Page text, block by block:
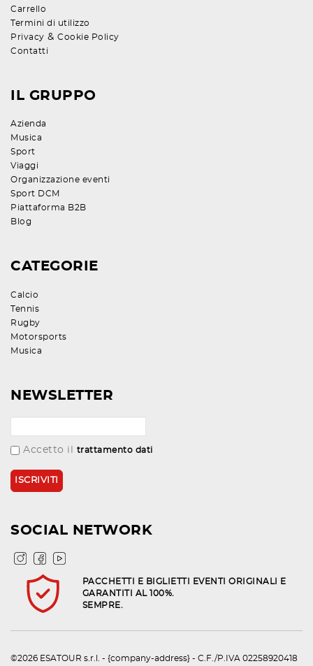
Carrello
Termini di utilizzo
Privacy & Cookie Policy
Contatti
IL GRUPPO
Azienda
Musica
Sport
Viaggi
Organizzazione eventi
Sport DCM
Piattaforma B2B
Blog
CATEGORIE
Calcio
Tennis
Rugby
Motorsports
Musica
NEWSLETTER
Accetto il trattamento dati
SOCIAL NETWORK
PACCHETTI E BIGLIETTI EVENTI ORIGINALI E
GARANTITI AL 100%.
SEMPRE.
©2026 ESATOUR s.r.l. - {company-address} - C.F./P.IVA 02258920418